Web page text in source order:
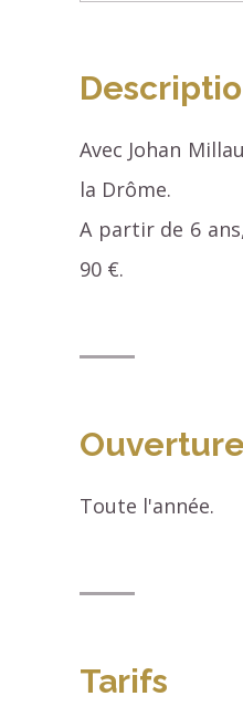
Avec Johan
la Drôme.
A partir de 6
90 €.
Ouverture
Toute l'année.
Tarifs